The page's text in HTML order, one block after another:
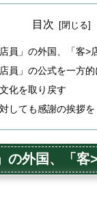
目次
店員」の外国、「客>
店員」の公式を一方
化を取り戻す
しても感謝の挨拶を
の外国、「